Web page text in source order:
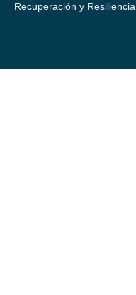
Recuperación y Resiliencia